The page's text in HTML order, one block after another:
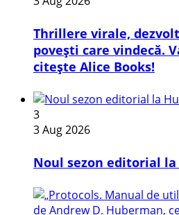
Thrillere virale,
povești care vindecă.
citește Alice Books!
3
3 Aug 2026
​Noul sezon editorial